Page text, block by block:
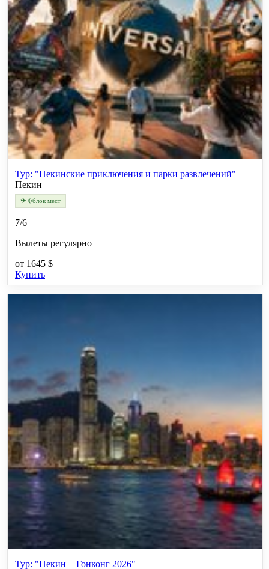
Тур: "Пекинские приключения и парки развлечений"
Пекин
✈✈блок мест
7/6
Вылеты регулярно
от 1645 $
Купить
Тур: "Пекин + Гонконг 2026"